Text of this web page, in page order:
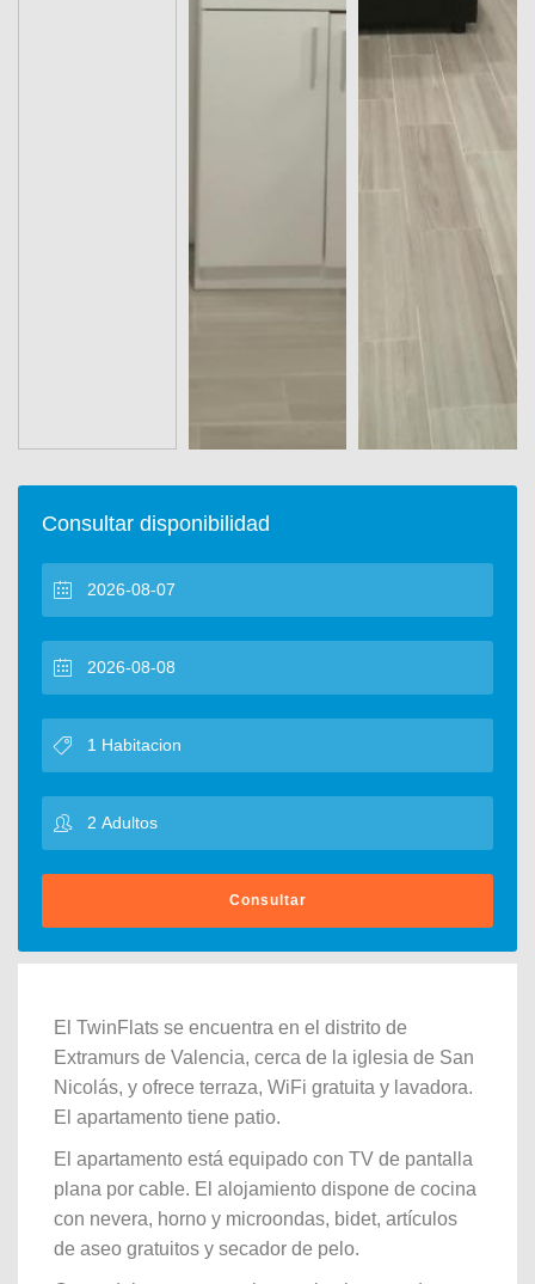
Consultar disponibilidad
Consultar
El TwinFlats se encuentra en el distrito de
Extramurs de Valencia, cerca de la iglesia de San
Nicolás, y ofrece terraza, WiFi gratuita y lavadora.
El apartamento tiene patio.
El apartamento está equipado con TV de pantalla
plana por cable. El alojamiento dispone de cocina
con nevera, horno y microondas, bidet, artículos
de aseo gratuitos y secador de pelo.